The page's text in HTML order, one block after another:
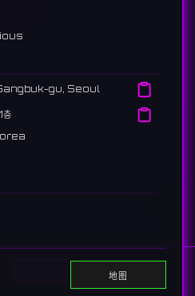
Search
gu, Seoul
층
간에서 바이닐 컬렉션의 음악을 신청하여
地图